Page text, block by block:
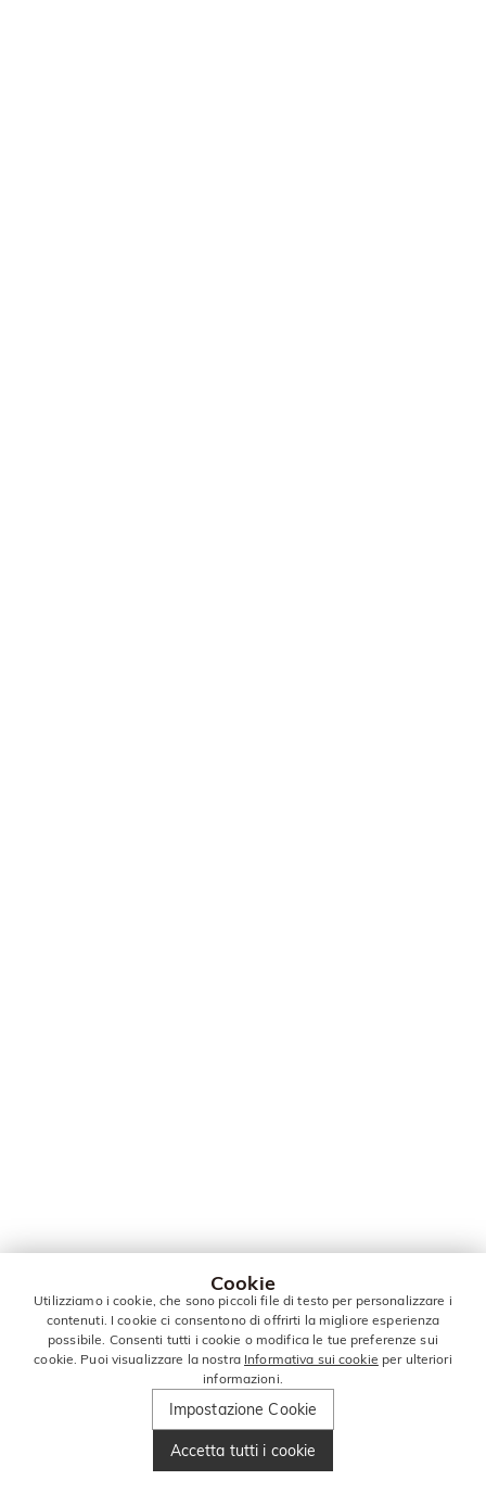
Cookie
Utilizziamo i cookie, che sono piccoli file di testo per personalizzare i
contenuti. I cookie ci consentono di offrirti la migliore esperienza
possibile. Consenti tutti i cookie o modifica le tue preferenze sui
cookie. Puoi visualizzare la nostra Informativa sui cookie per ulteriori
informazioni.
Impostazione Cookie
Accetta tutti i cookie